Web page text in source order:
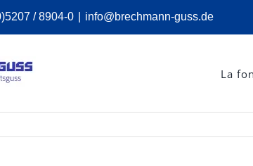
/ 8904-0 info@brechmann-guss.de
La